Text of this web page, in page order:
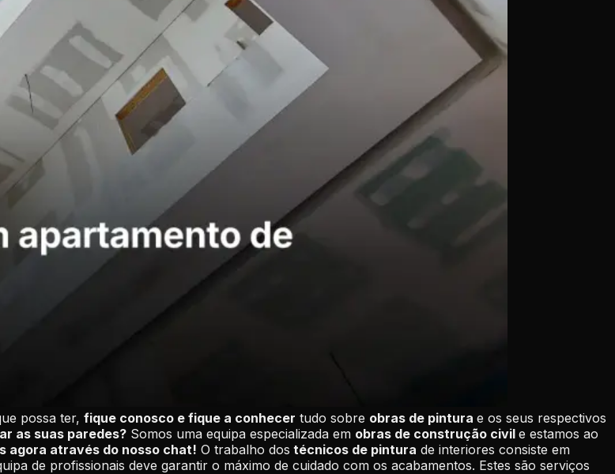
possa ter, fique conosco e fique a conhecer tudo sobre obras de pintura e os seus respectivos
as suas paredes? Somos uma equipa especializada em obras de construção civil e estamos ao
agora através do nosso chat! O trabalho dos técnicos de pintura de interiores consiste em
de profissionais deve garantir o máximo de cuidado com os acabamentos. Estes são serviços